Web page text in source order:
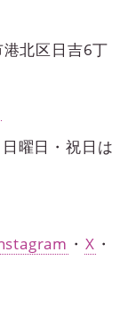
北区日吉6丁
曜日・祝日は
・ X ・